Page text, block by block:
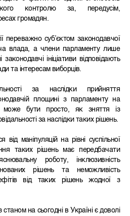
контролю за, передусім,
громадян.
переважно суб’єктом законодавчої
влада, а члени парламенту лише
ініціативи відповідають
та інтересам виборців.
за наслідки прийняття
площині з парламенту на
може бути просто, як зняття із
за наслідки таких рішень.
маніпуляцій на рівні суспільної
таких рішень має передбачати
роботу, інклюзивність
рішень та неможливість
від таких рішень жодної з
на сьогодні в Україні є доволі